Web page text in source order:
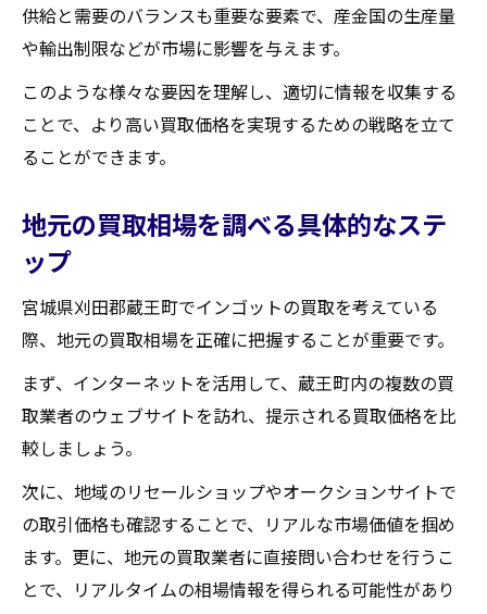
インゴットの価値を引き出すための準備方
法
買取前に必要な書類と情報整理
事前準備で買取金額を最大化するテクニッ
ク
蔵王町でのインゴット買取を有利に進めるため
の情報収集術
有益な情報を得るためのネットワーク構築
インゴット買取に役立つ情報源の選定
市場情報を活かした買取交渉術
情報収集が鍵となる買取成功の秘訣
最新情報を駆使した買取戦略の立案
買取大吉セラビ白石店
供給と需要のバランスも重要な要素で、産金国の生産量
や輸出制限などが市場に影響を与えます。
このような様々な要因を理解し、適切に情報を収集する
ことで、より高い買取価格を実現するための戦略を立て
ることができます。
地元の買取相場を調べる具体的なステ
ップ
宮城県刈田郡蔵王町でインゴットの買取を考えている
際、地元の買取相場を正確に把握することが重要です。
まず、インターネットを活用して、蔵王町内の複数の買
取業者のウェブサイトを訪れ、提示される買取価格を比
較しましょう。
次に、地域のリセールショップやオークションサイトで
の取引価格も確認することで、リアルな市場価値を掴め
ます。更に、地元の買取業者に直接問い合わせを行うこ
とで、リアルタイムの相場情報を得られる可能性があり